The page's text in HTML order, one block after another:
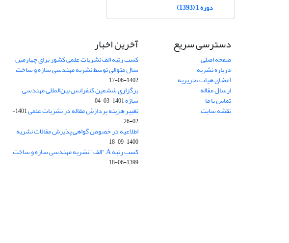
دوره 1 (1393)
دسترسی سریع
صفحه اصلی
درباره نشریه
اعضای هیات تحریریه
ارسال مقاله
تماس با ما
نقشه سایت
آخرین اخبار
کسب رتبه الف نشریات علمی کشور برای چهارمین
سال متوالی توسط نشریه مهندسی سازه و ساخت
1402-06-17
برگزاری ششمین کنفرانس بین‌المللی مهندسی
سازه1401-03-04
تغییر هزینه پردازش مقاله در نشریات علمی
1401-
02-26
اطلاعیه در خصوص گواهی پذیرش مقالات نشریه
1400-09-18
کسب رتبه A "الف" نشریه مهندسی سازه و ساخت
1399-06-18